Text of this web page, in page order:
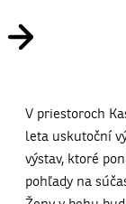
V priestoroch
leta uskutoční
výstav, ktoré
pohľady na